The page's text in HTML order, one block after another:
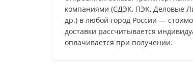
компаниями (СДЭК, ПЭК, Деловые
др.) в любой город России —
доставки рассчитывается
оплачивается при получении.